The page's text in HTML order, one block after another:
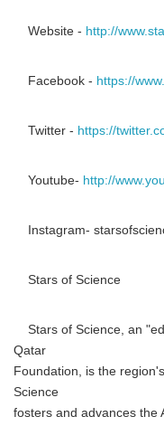
Website - http://
Facebook - https://
Twitter - https://
Youtube- http://
Instagram-
Stars of Science
Stars of Science, an
Qatar
Foundation, is the
Science
fosters and advances the